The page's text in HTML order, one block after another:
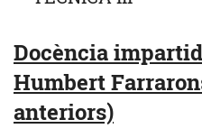
Docència
Humbert
anteriors)